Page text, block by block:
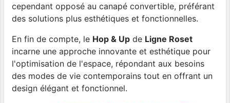
cependant opposé au canapé convertible, préférant
des solutions plus esthétiques et fonctionnelles.
En fin de compte, le Hop & Up de Ligne Roset
incarne une approche innovante et esthétique pour
l'optimisation de l'espace, répondant aux besoins
des modes de vie contemporains tout en offrant un
design élégant et fonctionnel.